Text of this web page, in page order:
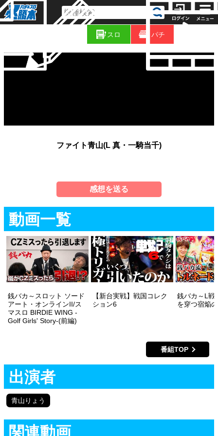
コ
ラ
ム
スロ パチ
ファイト青山(L 真・一騎当千)
感想を送る
動画一覧
銭バカ～スロット ソード
アート・オンラインII/ス
マスロ BIRDIE WING -
Golf Girls' Story-(前編)
【新台実戦】戦国コレク
ション6
銭バカ～L戦
を穿つ宿焔
番組TOP
出演者
青山りょう
関連動画